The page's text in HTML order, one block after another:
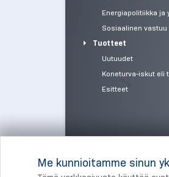
Energiapolitiikka
Sosiaalinen vastuu
Tuotteet
Uutuudet
Koneturva-iskut eli
Esitteet
Me kunnioitamme sinun